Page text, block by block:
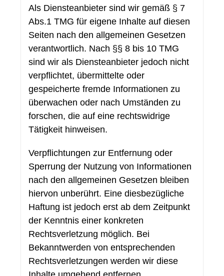
Als Diensteanbieter sind wir gemäß § 7
Abs.1 TMG für eigene Inhalte auf diesen
Seiten nach den allgemeinen Gesetzen
verantwortlich. Nach §§ 8 bis 10 TMG
sind wir als Diensteanbieter jedoch nicht
verpflichtet, übermittelte oder
gespeicherte fremde Informationen zu
überwachen oder nach Umständen zu
forschen, die auf eine rechtswidrige
Tätigkeit hinweisen.
Verpflichtungen zur Entfernung oder
Sperrung der Nutzung von Informationen
nach den allgemeinen Gesetzen bleiben
hiervon unberührt. Eine diesbezügliche
Haftung ist jedoch erst ab dem Zeitpunkt
der Kenntnis einer konkreten
Rechtsverletzung möglich. Bei
Bekanntwerden von entsprechenden
Rechtsverletzungen werden wir diese